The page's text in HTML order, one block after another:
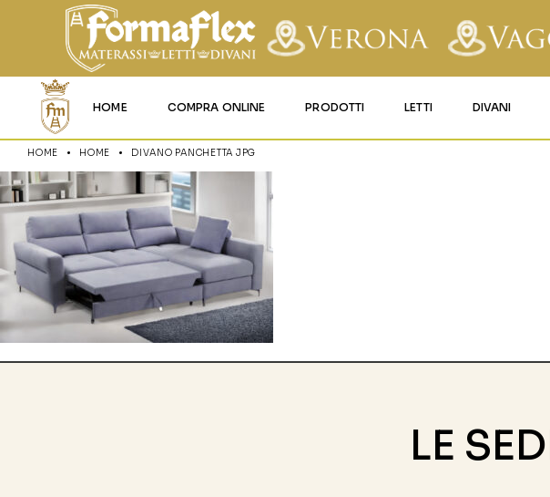
HOME COMPRA ONLINE PRODOTTI
GARANZIA E UTILIZZO
LETTI DIVANI
HOME HOME DIVANO PANCHETTA JPG
LE